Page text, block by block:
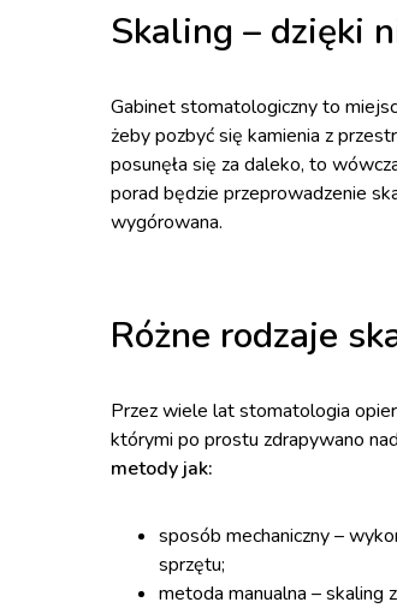
Skaling – dzięki
Gabinet stomatologiczny to
żeby pozbyć się kamienia z
posunęła się za daleko, to
porad będzie przeprowadzenie
wygórowana.
Różne rodzaje
Przez wiele lat stomatologia
którymi po prostu zdrapywano
metody jak:
sposób mechaniczny –
sprzętu;
metoda manualna – skaling